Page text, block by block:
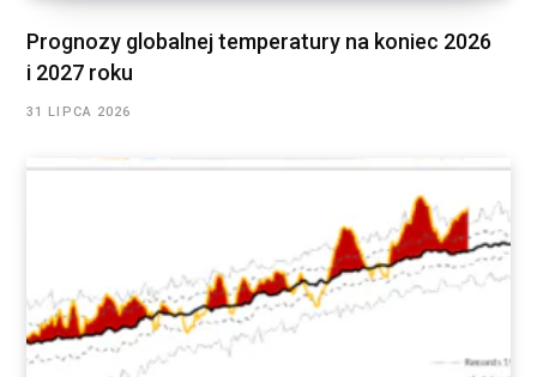
Prognozy globalnej temperatury na koniec 2026
i 2027 roku
31 LIPCA 2026